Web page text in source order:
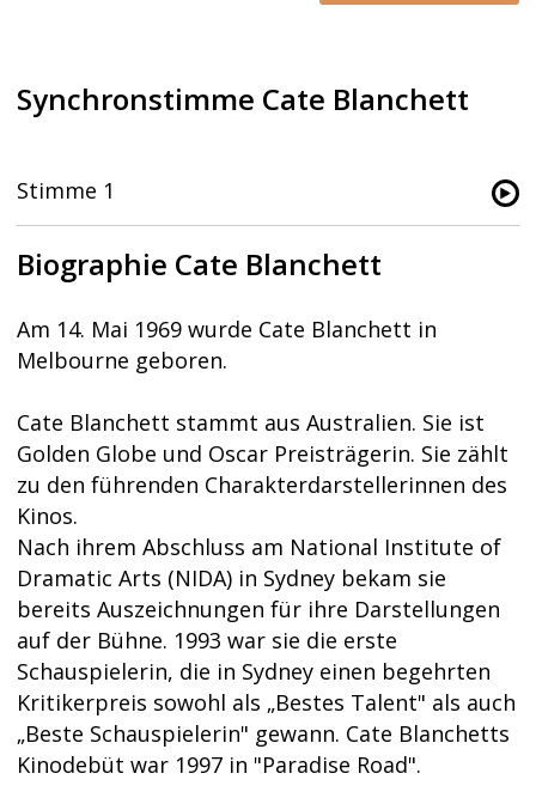
Synchronstimme Cate Blanchett
Stimme 1
Biographie Cate Blanchett
Am 14. Mai 1969 wurde Cate Blanchett in
Melbourne geboren.
Cate Blanchett stammt aus Australien. Sie ist
Golden Globe und Oscar Preisträgerin. Sie zählt
zu den führenden Charakterdarstellerinnen des
Kinos.
Nach ihrem Abschluss am National Institute of
Dramatic Arts (NIDA) in Sydney bekam sie
bereits Auszeichnungen für ihre Darstellungen
auf der Bühne. 1993 war sie die erste
Schauspielerin, die in Sydney einen begehrten
Kritikerpreis sowohl als „Bestes Talent" als auch
„Beste Schauspielerin" gewann. Cate Blanchetts
Kinodebüt war 1997 in "Paradise Road".